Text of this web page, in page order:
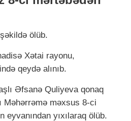
ölüb.
Xətai rayonu,
qeydə alınıb.
Əfsanə Quliyeva qonaq
Məhərrəmə məxsus 8-ci
eyvanından yıxılaraq ölüb.